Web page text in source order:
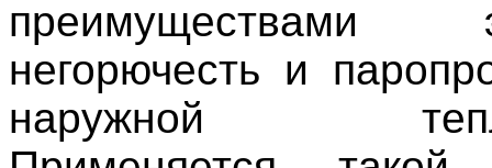
негорючесть и
наружной